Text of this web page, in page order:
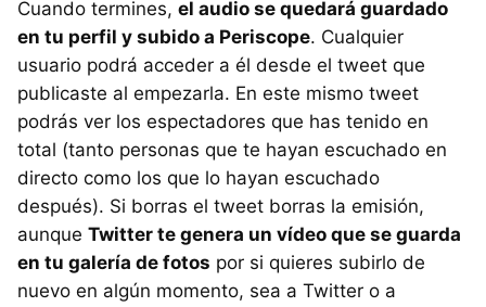
Cuando termines, el audio se quedará guardado
en tu perfil y subido a Periscope. Cualquier
usuario podrá acceder a él desde el tweet que
publicaste al empezarla. En este mismo tweet
podrás ver los espectadores que has tenido en
total (tanto personas que te hayan escuchado en
directo como los que lo hayan escuchado
después). Si borras el tweet borras la emisión,
aunque Twitter te genera un vídeo que se guarda
en tu galería de fotos por si quieres subirlo de
nuevo en algún momento, sea a Twitter o a